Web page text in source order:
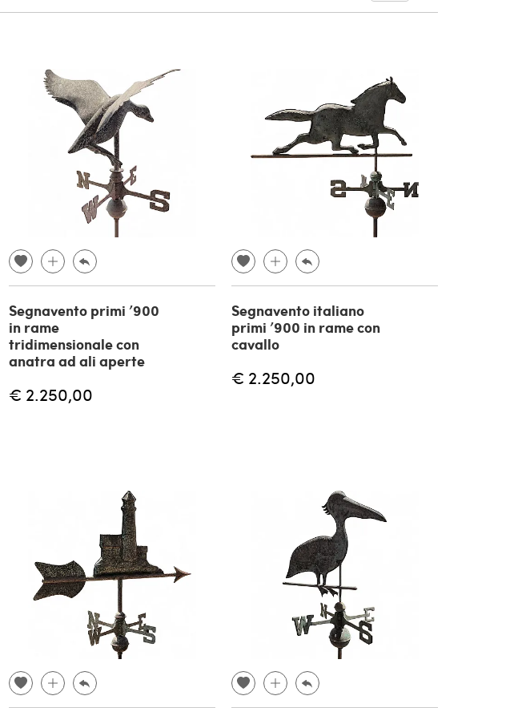
Segnavento primi ’900
in rame
tridimensionale con
anatra ad ali aperte
€ 2.250,00
Segnavento italiano
primi ’900 in rame con
cavallo
€ 2.250,00